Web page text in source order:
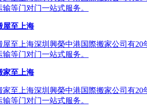
等门对门一站式服务。
屋至上海
至上海深圳興榮中港国際搬家公司有
等门对门一站式服务。
家至上海
至上海深圳興榮中港国際搬家公司有
等门对门一站式服务。